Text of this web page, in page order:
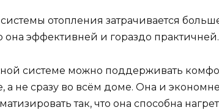
отопления затрачивается
она эффективней и гораздо практичней.
системе можно поддерживать
а не сразу во всём доме. Она и
так, что она способна